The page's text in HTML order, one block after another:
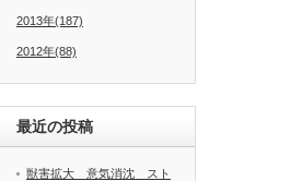
2013年(187)
2012年(88)
最近の投稿
獣害拡大 意気消沈 スト